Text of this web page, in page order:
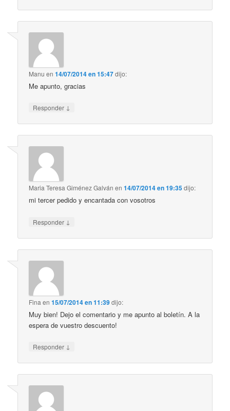
Manu en14/07/2014 en 15:47dijo:
Me apunto, gracias
Responder ↓
Maria Teresa Giménez Galván en14/07/2014 en 19:35dijo:
mi tercer pedido y encantada con vosotros
Responder ↓
Fina en15/07/2014 en 11:39dijo:
Muy bien! Dejo el comentario y me apunto al boletín. A la
espera de vuestro descuento!
Responder ↓